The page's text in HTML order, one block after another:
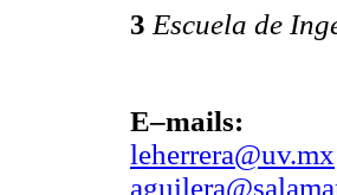
3 Escuela de
E–mails:
leherrera@uv.mx